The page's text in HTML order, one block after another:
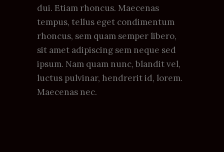
dui. Etiam rhoncus. Maecenas
tempus, tellus eget condimentum
rhoncus, sem quam semper libero,
sit amet adipiscing sem neque sed
ipsum. Nam quam nunc, blandit vel,
luctus pulvinar, hendrerit id, lorem.
Maecenas nec.